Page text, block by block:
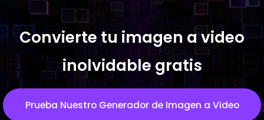
Convierte tu imagen a video
inolvidable gratis
Prueba Nuestro Generador de Imagen a Video